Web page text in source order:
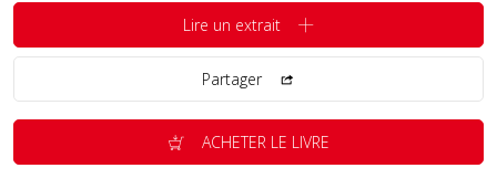
Lire un extrait
Partager
ACHETER LE LIVRE